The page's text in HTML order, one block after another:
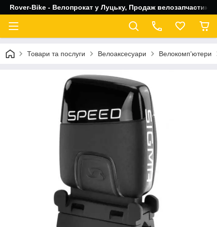
Rover-Bike - Велопрокат у Луцьку, Продаж велозапчастин,
Товари та послуги Велоаксесуари Велокомп'ютери